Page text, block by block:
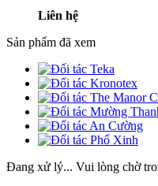
Liên hệ
Sản phẩm đã xem
Đang xử lý... Vui lòng chờ